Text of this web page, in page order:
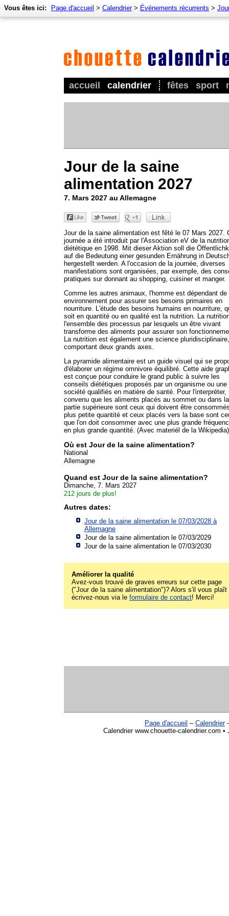
accueil calendrier fêtes sport
Vous êtes ici: Page d'accueil > Calendrier> Événements récurrents >
Jour de la saine
alimentation 2027
7. Mars 2027 au Allemagne
Jour de la saine alimentation est fêté le 07 Mars 2027.
journée a été introduit par l'Association eV de la
diététique en 1998. Mit dieser Aktion soll die
auf die Bedeutung einer gesunden Ernährung in
hergestellt werden. A l'occasion de la journée, diverses
manifestations sont organisées, par exemple, des
pratiques sur donnant au shopping, cuisiner et manger.
Comme les autres animaux, l'homme est dépendant de
environnement pour assurer ses besoins primaires en
nourriture. L'étude des besoins humains en nourriture,
soit en quantité ou en qualité est la nutrition. La
l'ensemble des processus par lesquels un être vivant
transforme des aliments pour assurer son
La nutrition est également une science pluridisciplinaire,
comportant deux grands axes.
La pyramide alimentaire est un guide visuel qui se
d'élaborer un régime omnivore équilibré. Cette aide
est conçue pour conduire le grand public à suivre les
conseils diététiques proposés par un organisme ou une
société qualifiés en matière de santé. Pour l'interpréter,
convenu que les aliments placés au sommet ou dans la
partie supérieure sont ceux qui doivent être
plus petite quantité et ceux placés vers la base sont
que l'on doit consommer avec une plus grande
en plus grande quantité. (Avec materiél de la Wikipedia)
Où est Jour de la saine alimentation?
National
Allemagne
Quand est Jour de la saine alimentation?
Dimanche, 7. Mars 2027
212 jours de plus!
Autres dates:
Jour de la saine alimentation le 07/03/2028 à
Allemagne
Jour de la saine alimentation le 07/03/2029
Jour de la saine alimentation le 07/03/2030
Améliorer la qualité
Avez-vous trouvé de graves erreurs sur cette page
("Jour de la saine alimentation")? Alors s'il vous plaît
écrivez-nous via le formulaire de contact! Merci!
Page d'accueil – Calendrier
Calendrier www.chouette-calendrier.com